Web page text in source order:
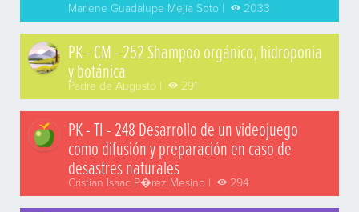
Marlene Guadalupe Mejia Soto | 2033
PK - CM - 252 Shampoo orgánico, hidroponia
y botánica
Padre de Augusto | 291
PK - TI - 248 Desarrollo de un videojuego
como difusión y preparación en caso de
desastres naturales
Cristian Isaac P�rez Mesino | 294